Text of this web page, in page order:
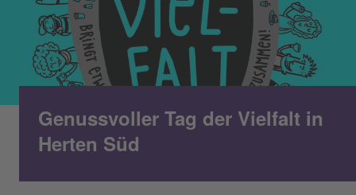
Genussvoller Tag der Vielfalt in
Herten Süd